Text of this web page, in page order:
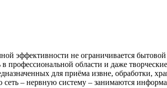
эффективности не ограничивается
области и даже
для приёма извне, обработки,
– нервную систему – занимаются